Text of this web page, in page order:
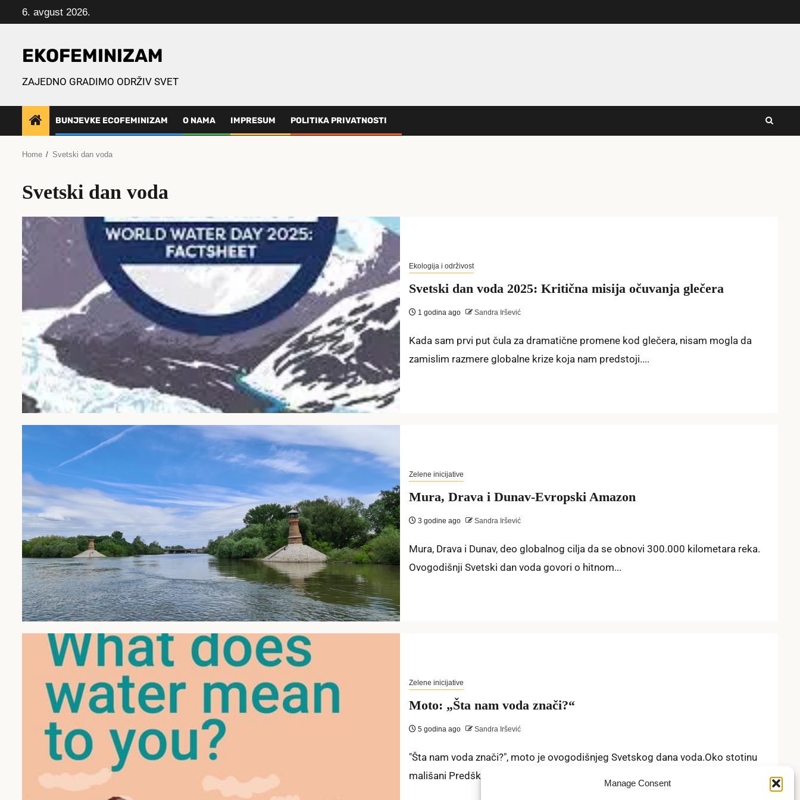
Manage Consent
to
6. avgust 2026.
EKOFEMINIZAM
ZAJEDNO GRADIMO ODRŽIV SVET
BUNJEVKE ECOFEMINIZAM O NAMA IMPRESUM POLITIKA PRIVATNOSTI
Home Svetski dan voda
Svetski dan voda
Ekologija i održivost
Svetski dan voda 2025: Kritična misija očuvanja glečera
1 godina ago Sandra Iršević
Kada sam prvi put čula za dramatične promene kod glečera, nisam mogla da
zamislim razmere globalne krize koja nam predstoji....
Zelene inicijative
Mura, Drava i Dunav-Evropski Amazon
3 godine ago Sandra Iršević
Mura, Drava i Dunav, deo globalnog cilja da se obnovi 300.000 kilometara reka.
Ovogodišnji Svetski dan voda govori o hitnom...
Zelene inicijative
Moto: „Šta nam voda znači?“
5 godina ago Sandra Iršević
"Šta nam voda znači?", moto je ovogodišnjeg Svetskog dana voda.Oko stotinu
mališani Predškolske ustanove “Naša radost” obeležiće Svetski dan voda...